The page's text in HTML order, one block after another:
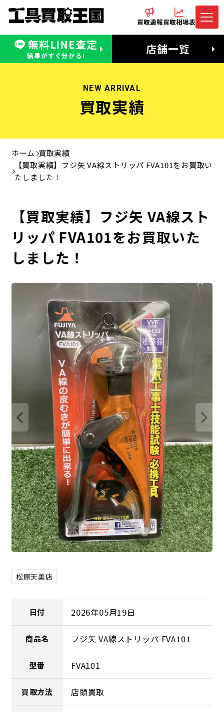
買取速報買取相場表
無料LINE査定
結果がすぐ分かる! 店舗一覧
無料LINE査定
受付：11:00〜19:00 木曜定休日
電話でお問合わせ
営業時間：11:00〜20:00
NEW ARRIVAL
買取実績
ホーム 買取実績
【買取実績】フジ矢 VA線ストリッパ FVA101をお買取い
たしました！
【買取実績】フジ矢 VA線スト
リッパ FVA101をお買取いた
しました！
松原天美店
日付 2026年05月19日
商品名 フジ矢 VA線ストリッパ FVA101
型番 FVA101
買取方法 店頭買取